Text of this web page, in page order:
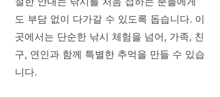
도 부담 없이 다가갈 수 있도록 돕습니다. 이
곳에서는 단순한 낚시 체험을 넘어, 가족, 친
구, 연인과 함께 특별한 추억을 만들 수 있습
니다.